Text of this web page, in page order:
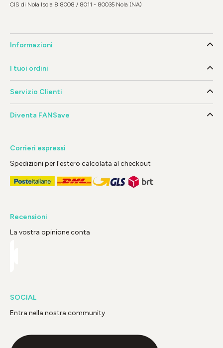
CIS di Nola Isola 8 8008 / 8011 - 80035 Nola (NA)
Informazioni
I tuoi ordini
Servizio Clienti
Diventa FANSave
Corrieri espressi
Spedizioni per l'estero calcolata al checkout
Recensioni
La vostra opinione conta
SOCIAL
Entra nella nostra community